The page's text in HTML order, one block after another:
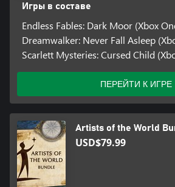
Игры в составе
Endless Fables: Dark Moor (Xbox
Dreamwalker: Never Fall Asleep
Scarlett Mysteries: Cursed Child
ПЕРЕЙТИ К ИГРЕ
Artists of the World
USD$79.99